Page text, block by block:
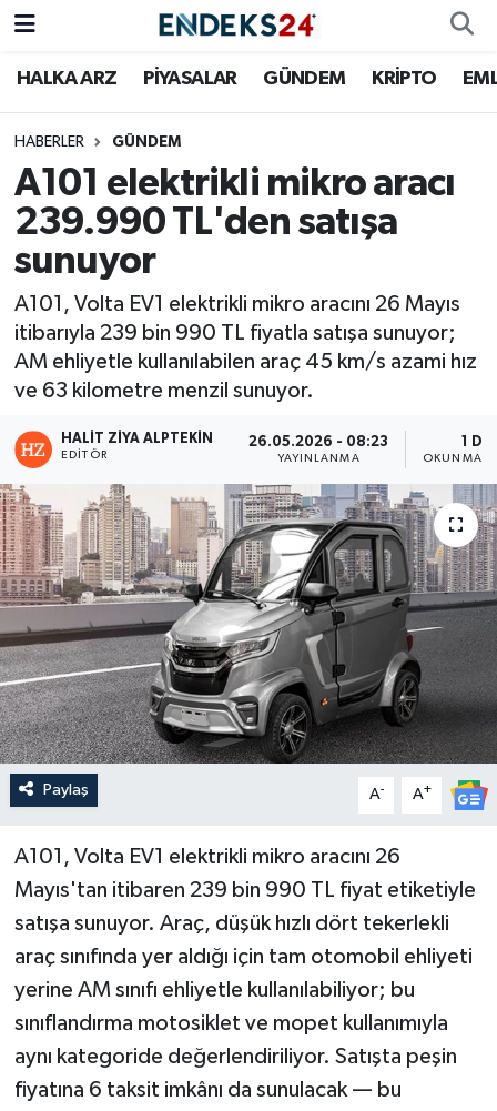
HALKA ARZ PİYASALAR GÜNDEM KRİPTO
HABERLER GÜNDEM
A101 elektrikli mikro aracı
239.990 TL'den satışa
sunuyor
A101, Volta EV1 elektrikli mikro aracını 26 Mayıs
itibarıyla 239 bin 990 TL fiyatla satışa sunuyor;
AM ehliyetle kullanılabilen araç 45 km/s azami hız
ve 63 kilometre menzil sunuyor.
HALIT ZIYA ALPTEKIN
EDITÖR
26.05.2026 - 08:23
YAYINLANMA
1 DK
OKUNMA
Paylaş A- A+
A101, Volta EV1 elektrikli mikro aracını 26
Mayıs'tan itibaren 239 bin 990 TL fiyat etiketiyle
satışa sunuyor. Araç, düşük hızlı dört tekerlekli
araç sınıfında yer aldığı için tam otomobil ehliyeti
yerine AM sınıfı ehliyetle kullanılabiliyor; bu
sınıflandırma motosiklet ve mopet kullanımıyla
aynı kategoride değerlendiriliyor. Satışta peşin
fiyatına 6 taksit imkânı da sunulacak — bu
EMLAK
ENERJİ
GÜNDEM
HALKA ARZ
KRİPTO
OTOMOTİV
SAVUNMA
Nöbetçi Eczaneler
Hava Durumu
Trafik Durumu
Süper Lig Puan Durumu ve Fikstür
Tüm Manşetler
Son Dakika Haberleri